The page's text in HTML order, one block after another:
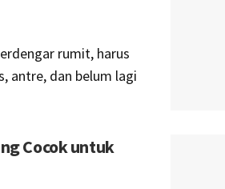
rumit, harus
antre, dan belum lagi
Cocok untuk